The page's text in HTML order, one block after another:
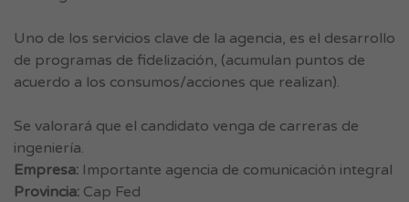
Uno de los servicios clave de la agencia, es el desarrollo
de programas de fidelización, (acumulan puntos de
acuerdo a los consumos/acciones que realizan).
Se valorará que el candidato venga de carreras de
ingeniería.
Empresa: Importante agencia de comunicación integral
Provincia: Cap Fed